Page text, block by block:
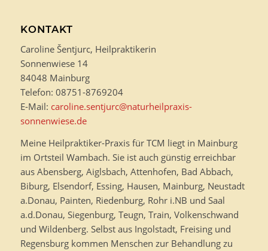
KONTAKT
Caroline Šentjurc, Heilpraktikerin
Sonnenwiese 14
84048 Mainburg
Telefon: 08751-8769204
E-Mail: caroline.sentjurc@naturheilpraxis-
sonnenwiese.de
Meine Heilpraktiker-Praxis für TCM liegt in Mainburg
im Ortsteil Wambach. Sie ist auch günstig erreichbar
aus Abensberg, Aiglsbach, Attenhofen, Bad Abbach,
Biburg, Elsendorf, Essing, Hausen, Mainburg, Neustadt
a.Donau, Painten, Riedenburg, Rohr i.NB und Saal
a.d.Donau, Siegenburg, Teugn, Train, Volkenschwand
und Wildenberg. Selbst aus Ingolstadt, Freising und
Regensburg kommen Menschen zur Behandlung zu